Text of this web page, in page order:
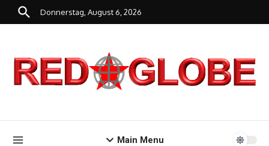
Zum Inhalt springen
Donnerstag, August 6, 2026
Main Menu